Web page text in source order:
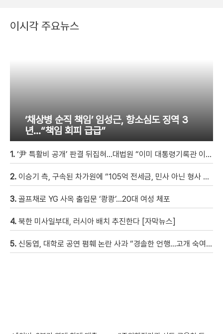
이시각 주요뉴스
‘채상병 순직 책임’ 임성근, 항소심도 징역 3
년…“책임 회피 급급”
1. ‘尹 특활비 공개’ 판결 뒤집혀…대법원 “이미 대통령기록관 이관”
2. 이승기 측, 구속된 차가원에 “105억 전세금, 민사 아닌 형사 범죄…엄벌 원해” [자막뉴스]
3. 골프채로 YG 사옥 출입문 ‘쾅쾅’…20대 여성 체포
4. 북한 미사일부대, 러시아 배치 추진한다 [자막뉴스]
5. 신동엽, 대학로 공연 폄훼 논란 사과 “경솔한 언행…고개 숙여 사과”